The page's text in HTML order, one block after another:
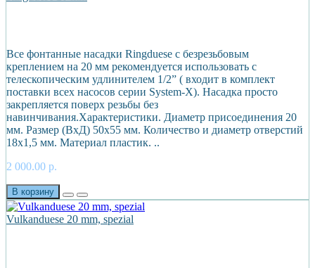
Все фонтанные насадки Ringduese с безрезьбовым
креплением на 20 мм рекомендуется использовать с
телескопическим удлинителем 1/2” ( входит в комплект
поставки всех насосов серии System-X). Насадка просто
закрепляется поверх резьбы без
навинчивания.Характеристики. Диаметр присоединения 20
мм. Размер (ВхД) 50х55 мм. Количество и диаметр отверстий
18х1,5 мм. Материал пластик. ..
2 000.00 р.
В корзину
Vulkanduese 20 mm, spezial